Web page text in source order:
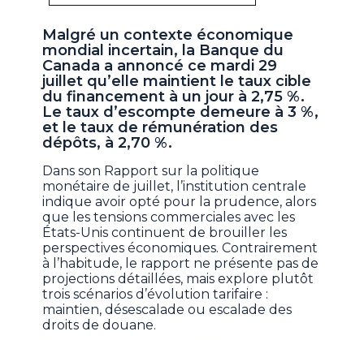
Malgré un contexte économique
mondial incertain, la Banque du
Canada a annoncé ce mardi 29
juillet qu’elle maintient le taux cible
du financement à un jour à 2,75 %.
Le taux d’escompte demeure à 3 %,
et le taux de rémunération des
dépôts, à 2,70 %.
Dans son Rapport sur la politique
monétaire de juillet, l’institution centrale
indique avoir opté pour la prudence, alors
que les tensions commerciales avec les
États-Unis continuent de brouiller les
perspectives économiques. Contrairement
à l’habitude, le rapport ne présente pas de
projections détaillées, mais explore plutôt
trois scénarios d’évolution tarifaire :
maintien, désescalade ou escalade des
droits de douane.